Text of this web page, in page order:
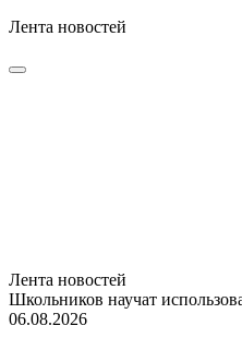
Лента новостей
Лента новостей
Школьников научат
06.08.2026